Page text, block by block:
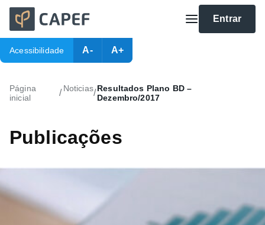
Entrar
Acessibilidade A- A+
Página
inicial
/ Noticias/Resultados Plano BD –
Dezembro/2017
Publicações